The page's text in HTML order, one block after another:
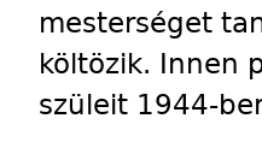
mesterséget
költözik. Innen
szüleit 1944-